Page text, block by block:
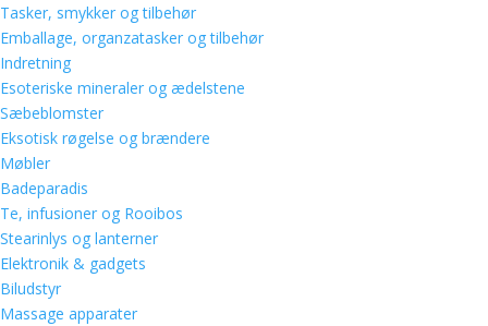
Tasker, smykker og tilbehør
Emballage, organzatasker og tilbehør
Indretning
Esoteriske mineraler og ædelstene
Sæbeblomster
Eksotisk røgelse og brændere
Møbler
Badeparadis
Te, infusioner og Rooibos
Stearinlys og lanterner
Elektronik & gadgets
Biludstyr
Massage apparater